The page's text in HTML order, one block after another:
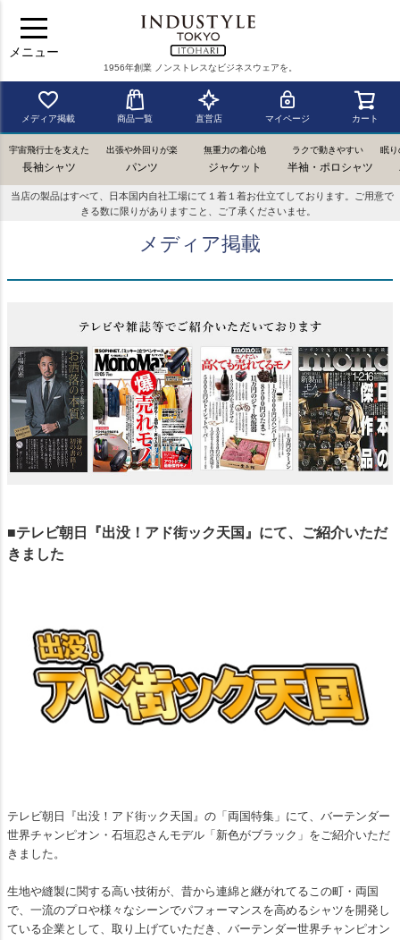
メニュー
1956年創業 ノンストレスなビジネスウェアを。
メディア掲載 商品一覧 直営店 マイページ カート
宇宙飛行士を支えた
長袖シャツ
出張や外回りが楽
パンツ
無重力の着心地
ジャケット
ラクで動きやすい
半袖・ポロシャツ
眠り
当店の製品はすべて、日本国内自社工場にて１着１着お仕立てしております。ご用意で
きる数に限りがありますこと、ご了承くださいませ。
メディア掲載
■テレビ朝日『出没！アド街ック天国』にて、ご紹介いただ
きました
テレビ朝日『出没！アド街ック天国』の「両国特集」にて、バーテンダー
世界チャンピオン・石垣忍さんモデル「新色がブラック」をご紹介いただ
きました。
生地や縫製に関する高い技術が、昔から連綿と継がれてるこの町・両国
で、一流のプロや様々なシーンでパフォーマンスを高めるシャツを開発し
ている企業として、取り上げていただき、バーテンダー世界チャンピオン